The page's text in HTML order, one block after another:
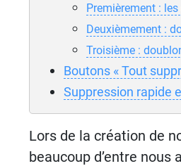
Premièrement :
Deuxièmement :
Troisième :
Boutons « Tout
Suppression rapide
Lors de la création de
beaucoup d’entre